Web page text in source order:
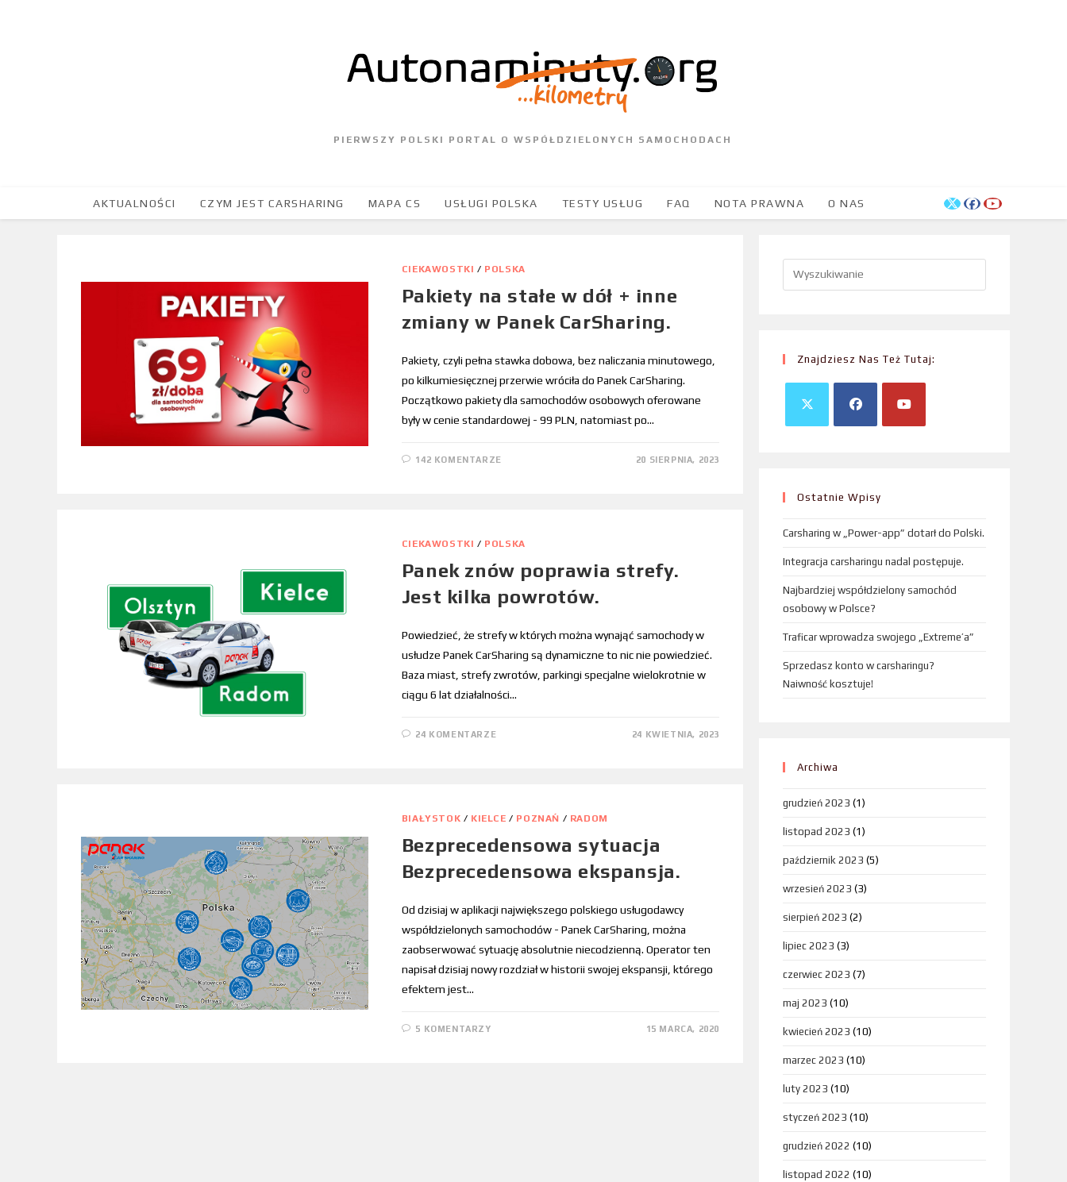
PIERWSZY POLSKI PORTAL O WSPÓŁDZIELONYCH SAMOCHODACH
AKTUALNOŚCI CZYM JEST CARSHARING MAPA CS USŁUGI POLSKA TESTY USŁUG FAQ NOTA PRAWNA O NAS
CIEKAWOSTKI / POLSKA
Pakiety na stałe w dół + inne
zmiany w Panek CarSharing.
Pakiety, czyli pełna stawka dobowa, bez naliczania minutowego,
po kilkumiesięcznej przerwie wróciła do Panek CarSharing.
Początkowo pakiety dla samochodów osobowych oferowane
były w cenie standardowej - 99 PLN, natomiast po…
142 KOMENTARZE 20 SIERPNIA, 2023
CIEKAWOSTKI / POLSKA
Panek znów poprawia strefy.
Jest kilka powrotów.
Powiedzieć, że strefy w których można wynająć samochody w
usłudze Panek CarSharing są dynamiczne to nic nie powiedzieć.
Baza miast, strefy zwrotów, parkingi specjalne wielokrotnie w
ciągu 6 lat działalności…
24 KOMENTARZE 24 KWIETNIA, 2023
BIAŁYSTOK / KIELCE / POZNAŃ / RADOM
Bezprecedensowa sytuacja
Bezprecedensowa ekspansja.
Od dzisiaj w aplikacji największego polskiego usługodawcy
współdzielonych samochodów - Panek CarSharing, można
zaobserwować sytuację absolutnie niecodzienną. Operator ten
napisał dzisiaj nowy rozdział w historii swojej ekspansji, którego
efektem jest…
5 KOMENTARZY 15 MARCA, 2020
Znajdziesz Nas Też Tutaj:
Ostatnie Wpisy
Carsharing w „Power-app” dotarł do Polski.
Integracja carsharingu nadal postępuje.
Najbardziej współdzielony samochód
osobowy w Polsce?
Traficar wprowadza swojego „Extreme’a”
Sprzedasz konto w carsharingu?
Naiwność kosztuje!
Archiwa
grudzień 2023 (1)
listopad 2023 (1)
październik 2023 (5)
wrzesień 2023 (3)
sierpień 2023 (2)
lipiec 2023 (3)
czerwiec 2023 (7)
maj 2023 (10)
kwiecień 2023 (10)
marzec 2023 (10)
luty 2023 (10)
styczeń 2023 (10)
grudzień 2022 (10)
listopad 2022 (10)